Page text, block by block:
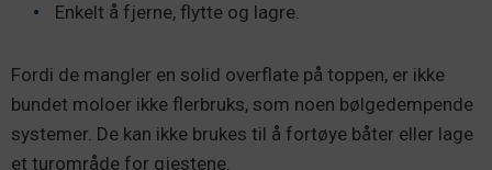
Enkelt å fjerne, flytte og lagre.
Fordi de mangler en solid overflate på toppen, er ikke
bundet moloer ikke flerbruks, som noen bølgedempende
systemer. De kan ikke brukes til å fortøye båter eller lage
et turområde for gjestene.